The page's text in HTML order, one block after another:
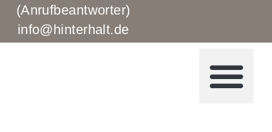
(Anrufbeantworter)
info@hinterhalt.de